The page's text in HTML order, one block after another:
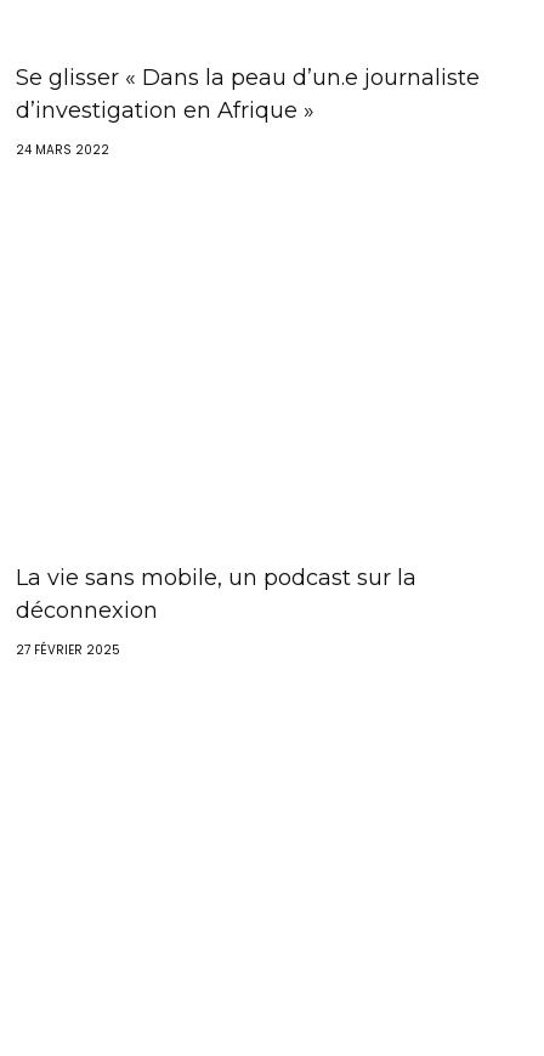
Se glisser « Dans la peau d’un.e journaliste
d’investigation en Afrique »
24 MARS 2022
La vie sans mobile, un podcast sur la
déconnexion
27 FÉVRIER 2025